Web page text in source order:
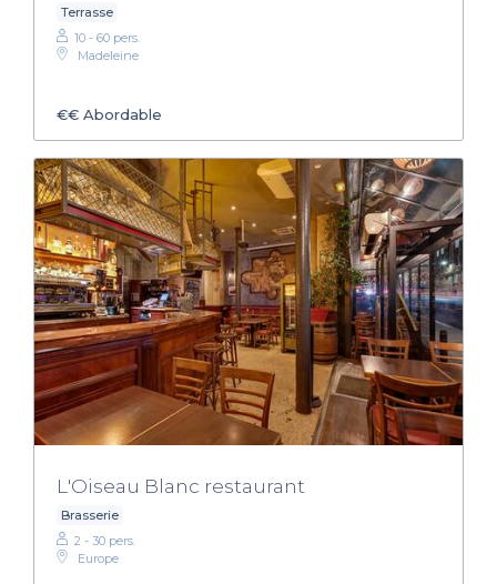
Terrasse
10 - 60 pers.
Madeleine
€€ Abordable
L'Oiseau Blanc restaurant
Brasserie
2 - 30 pers.
Europe